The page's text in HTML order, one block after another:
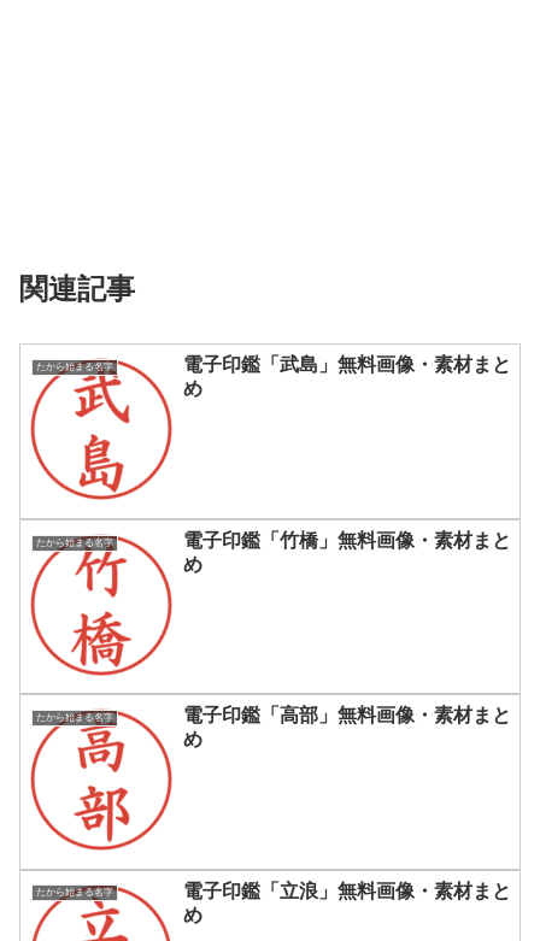
関連記事
たから始まる名字
電子印鑑「武島」無料画像・素材まと
め
たから始まる名字
電子印鑑「竹橋」無料画像・素材まと
め
たから始まる名字
電子印鑑「高部」無料画像・素材まと
め
たから始まる名字
電子印鑑「立浪」無料画像・素材まと
め